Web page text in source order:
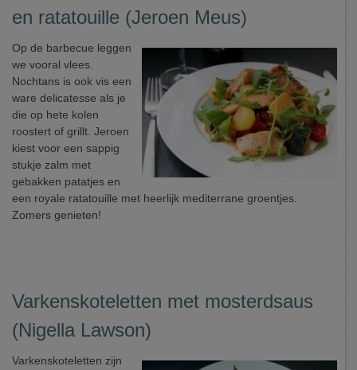
en ratatouille (Jeroen Meus)
Op de barbecue leggen
we vooral vlees.
Nochtans is ook vis een
ware delicatesse als je
die op hete kolen
roostert of grillt. Jeroen
kiest voor een sappig
stukje zalm met
gebakken patatjes en
een royale ratatouille met heerlijk mediterrane groentjes.
Zomers genieten!
Varkenskoteletten met mosterdsaus
(Nigella Lawson)
Varkenskoteletten zijn